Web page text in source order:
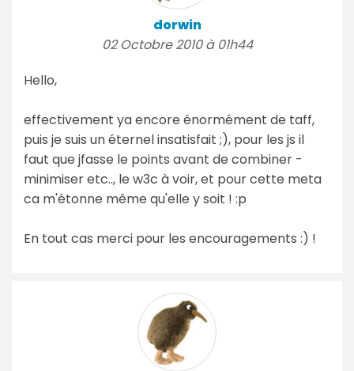
dorwin
02 Octobre 2010 à 01h44
Hello,
effectivement ya encore énormément de taff,
puis je suis un éternel insatisfait ;), pour les js il
faut que jfasse le points avant de combiner -
minimiser etc.., le w3c à voir, et pour cette meta
ca m'étonne même qu'elle y soit ! :p
En tout cas merci pour les encouragements :) !